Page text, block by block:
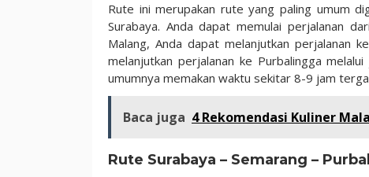
Rute ini merupakan rute yang paling umum
Surabaya. Anda dapat memulai perjalanan
Malang, Anda dapat melanjutkan perjalanan
melanjutkan perjalanan ke Purbalingga
umumnya memakan waktu sekitar 8-9 jam
Baca juga 4 Rekomendasi Kuliner
Rute Surabaya – Semarang –